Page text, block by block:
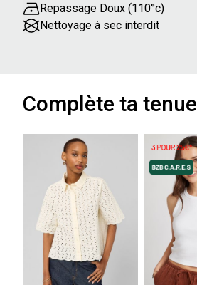
Repassage Doux (110°c)
Nettoyage à sec interdit
Complète ta tenue